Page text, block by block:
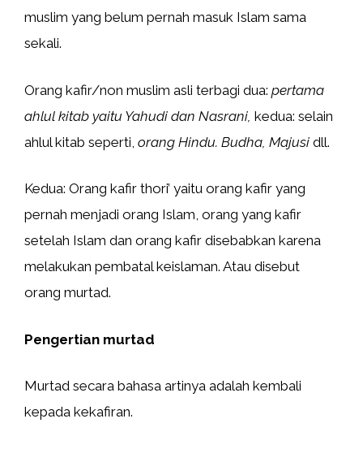
muslim yang belum pernah masuk Islam sama
sekali.
Orang kafir/non muslim asli terbagi dua: pertama
ahlul kitab yaitu Yahudi dan Nasrani, kedua: selain
ahlul kitab seperti, orang Hindu. Budha, Majusi dll.
Kedua: Orang kafir thori’ yaitu orang kafir yang
pernah menjadi orang Islam, orang yang kafir
setelah Islam dan orang kafir disebabkan karena
melakukan pembatal keislaman. Atau disebut
orang murtad.
Pengertian murtad
Murtad secara bahasa artinya adalah kembali
kepada kekafiran.